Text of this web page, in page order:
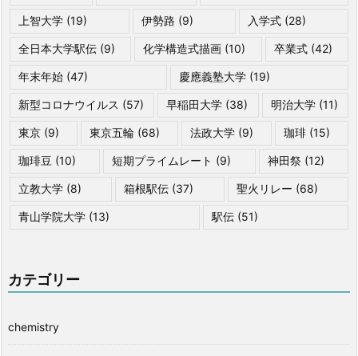
上智大学 (19) 伊勢路 (9) 入学式 (28)
全日本大学駅伝 (9) 化学構造式描画 (10) 卒業式(42)
年末年始 (47) 慶應義塾大学(19)
新型コロナウイルス (57) 早稲田大学 (38) 明治大学(11)
東京 (9) 東京五輪 (68) 法政大学 (9) 珈琲 (15)
珈琲豆 (10) 短期プライムレート (9) 神田祭(12)
立教大学 (8) 箱根駅伝 (37) 聖火リレー (68)
青山学院大学 (13) 駅伝 (51)
カテゴリー
chemistry